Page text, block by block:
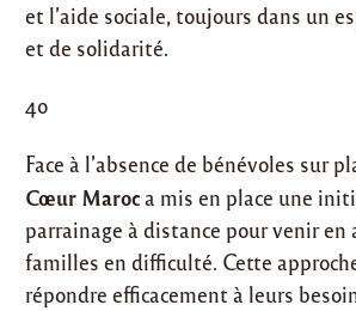
et l’aide sociale, toujours dans un
et de solidarité.
4o
Face à l’absence de bénévoles sur
Cœur Maroca mis en place une
parrainage à distance pour venir en
familles en difficulté. Cette
répondre efficacement à leurs